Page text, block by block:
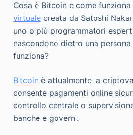
Cosa è Bitcoin e come funziona
virtualecreata da Satoshi
uno o più programmatori
nascondono dietro una
funziona?
Bitcoin è attualmente la
consente pagamenti online
controllo centrale o
banche e governi.